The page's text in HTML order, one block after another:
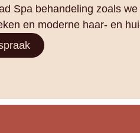
Spa behandeling zoals
en moderne haar- en